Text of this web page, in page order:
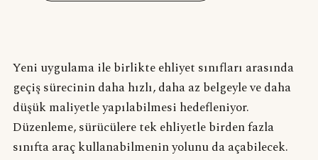
Yeni uygulama ile birlikte ehliyet sınıfları arasında
geçiş sürecinin daha hızlı, daha az belgeyle ve daha
düşük maliyetle yapılabilmesi hedefleniyor.
Düzenleme, sürücülere tek ehliyetle birden fazla
sınıfta araç kullanabilmenin yolunu da açabilecek.